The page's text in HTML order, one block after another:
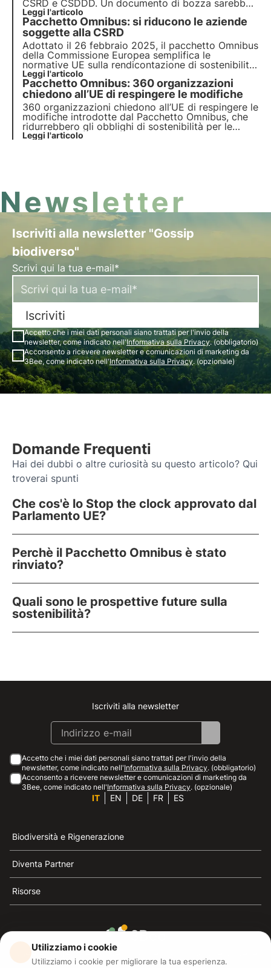
CSRD e CSDDD. Un documento di bozza sarebbe
trapelato nei giorni scorsi, alimentando
speculazioni su possibili modifiche alle normative.
Ma cosa significa questo per le aziende?
Scopriamolo in questo articolo.
Leggi l'articolo
Pacchetto Omnibus: si riducono le aziende
soggette alla CSRD
Adottato il 26 febbraio 2025, il pacchetto Omnibus
della Commissione Europea semplifica le
normative UE sulla rendicontazione di sostenibilità,
con particolare riferimento alla Direttiva CSRD.
Scopri di più in questo articolo.
Leggi l'articolo
Pacchetto Omnibus: 360 organizzazioni
chiedono all’UE di respingere le modifiche
360 organizzazioni chiedono all’UE di respingere le
modifiche introdotte dal Pacchetto Omnibus, che
ridurrebbero gli obblighi di sostenibilità per le
imprese. Il rischio? Indebolire la due diligence e la
Leggi l'articolo
Newsletter
Iscriviti alla newsletter "Gossip
biodiverso"
Scrivi qui la tua e-mail*
Iscriviti
Accetto che i miei dati personali siano trattati per l'invio della
newsletter, come indicato nell'Informativa sulla Privacy. (obbligatorio)
Acconsento a ricevere newsletter e comunicazioni di marketing da
3Bee, come indicato nell'Informativa sulla Privacy. (opzionale)
Domande Frequenti
Hai dei dubbi o altre curiosità su questo articolo? Qui
troverai spunti
Che cos'è lo Stop the clock approvato dal
Parlamento UE?
Perchè il Pacchetto Omnibus è stato
rinviato?
Quali sono le prospettive future sulla
sostenibilità?
Instagram
Facebook
Linkedin
Youtube
Iscriviti alla newsletter
Accetto che i miei dati personali siano trattati per l'invio della
newsletter, come indicato nell'Informativa sulla Privacy. (obbligatorio)
Acconsento a ricevere newsletter e comunicazioni di marketing da
3Bee, come indicato nell'Informativa sulla Privacy. (opzionale)
IT EN DE FR ES
Biodiversità e Rigenerazione
Diventa Partner
Risorse
3Bee è il riferimento della sostenibilità, la difesa delle
Utilizziamo i cookie
Utilizziamo i cookie per migliorare la tua esperienza.